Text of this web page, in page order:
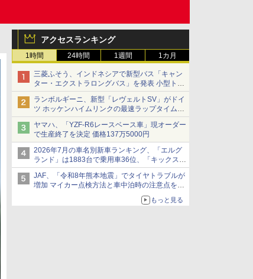
アクセスランキング
1時間 24時間 1週間 1カ月
三菱ふそう、インドネシアで新型バス「キャン
ター・エクストラロングバス」を発表 小型トラ
ックベースの観光・旅客輸送向けバス
ランボルギーニ、新型「レヴェルトSV」がドイ
ツ ホッケンハイムリンクの最速ラップタイムを
記録
ヤマハ、「YZF-R6レースベース車」現オーダー
で生産終了を決定 価格137万5000円
2026年7月の車名別新車ランキング、「エルグ
ランド」は1883台で乗用車36位、「キックス」
は2591台で27位に
JAF、「令和8年熊本地震」でタイヤトラブルが
増加 マイカー点検方法と車中泊時の注意点を呼
もっと見る